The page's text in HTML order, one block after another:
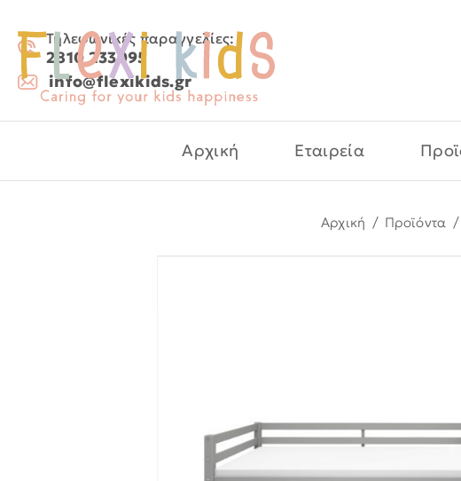
Τηλεφωνικές παραγγελίες:
2810 233095
info@flexikids.gr
Αρχική Εταιρεία
Αρχική / Προϊόντα /